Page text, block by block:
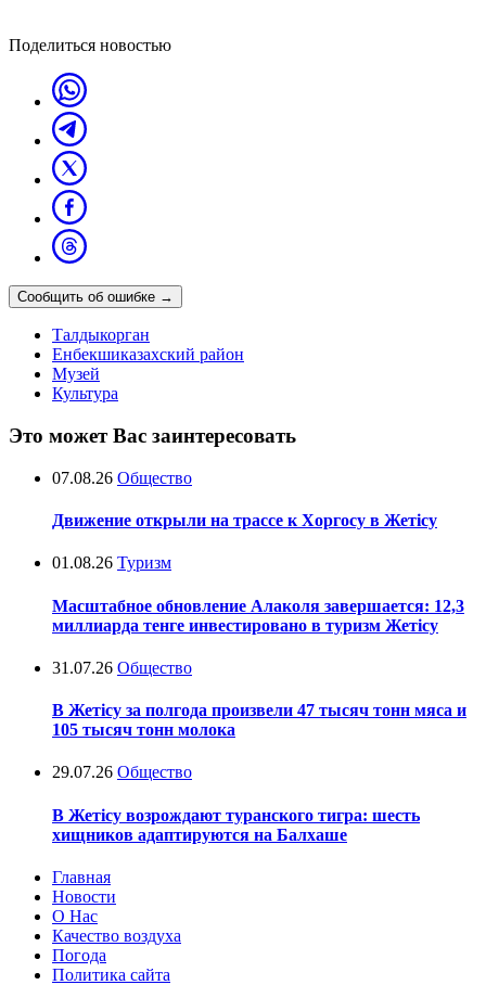
Поделиться новостью
Сообщить об ошибке →
Талдыкорган
Енбекшиказахский район
Музей
Культура
Это может Вас заинтересовать
07.08.26 Общество
Движение открыли на трассе к Хоргосу в Жетісу
01.08.26 Туризм
Масштабное обновление Алаколя завершается: 12,3
миллиарда тенге инвестировано в туризм Жетісу
31.07.26 Общество
В Жетісу за полгода произвели 47 тысяч тонн мяса и
105 тысяч тонн молока
29.07.26 Общество
В Жетісу возрождают туранского тигра: шесть
хищников адаптируются на Балхаше
Главная
Новости
О Нас
Качество воздуха
Погода
Политика сайта